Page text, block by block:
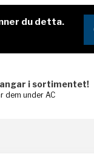
du detta.
i sortimentet!
dem under AC